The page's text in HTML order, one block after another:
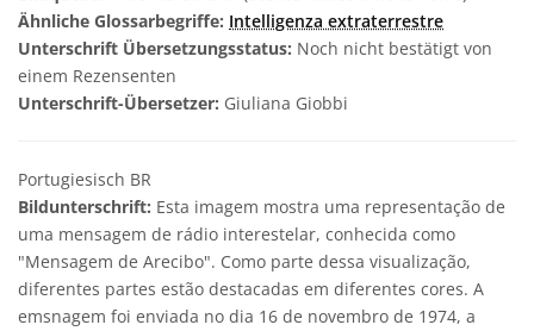
Ähnliche Glossarbegriffe: Intelligenza extraterrestre
Unterschrift Übersetzungsstatus: Noch nicht bestätigt von
einem Rezensenten
Unterschrift-Übersetzer: Giuliana Giobbi
Portugiesisch BR
Bildunterschrift: Esta imagem mostra uma representação de
uma mensagem de rádio interestelar, conhecida como
"Mensagem de Arecibo". Como parte dessa visualização,
diferentes partes estão destacadas em diferentes cores. A
emsnagem foi enviada no dia 16 de novembro de 1974, a